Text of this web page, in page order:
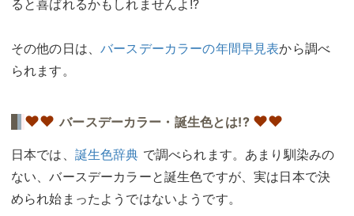
ると喜ばれるかもしれませんよ!?
その他の日は、バースデーカラーの年間早見表から調べ
られます。
♥♥ バースデーカラー・誕生色とは!? ♥♥
日本では、 誕生色辞典 で調べられます。あまり馴染みの
ない、バースデーカラーと誕生色ですが、実は日本で決
められ始まったようではないようです。